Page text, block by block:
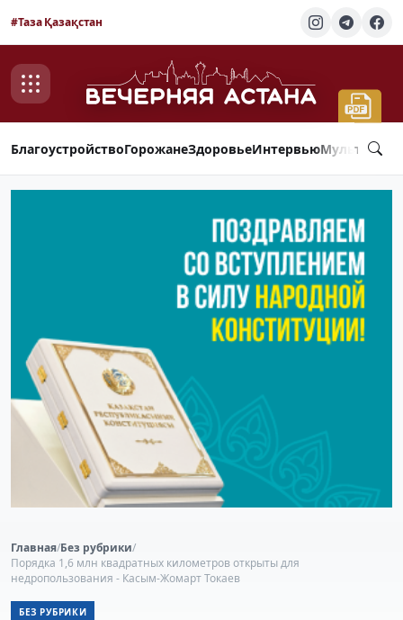
#Таза Қазақстан
БлагоустройствоГорожанеЗдоровьеИнтервью
Главная/Без рубрики/
Порядка 1,6 млн квадратных километров открыты для
недропользования - Касым-Жомарт Токаев
БЕЗ РУБРИКИ